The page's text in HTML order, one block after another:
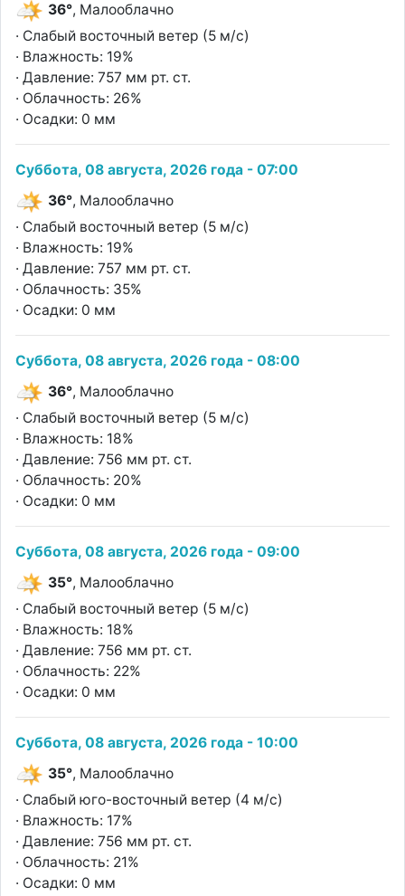
36°, Малооблачно
· Слабый восточный ветер (5 м/с)
· Влажность: 19%
· Давление: 757 мм рт. ст.
· Облачность: 26%
· Осадки: 0 мм
Суббота, 08 августа, 2026 года - 07:00
36°, Малооблачно
· Слабый восточный ветер (5 м/с)
· Влажность: 19%
· Давление: 757 мм рт. ст.
· Облачность: 35%
· Осадки: 0 мм
Суббота, 08 августа, 2026 года - 08:00
36°, Малооблачно
· Слабый восточный ветер (5 м/с)
· Влажность: 18%
· Давление: 756 мм рт. ст.
· Облачность: 20%
· Осадки: 0 мм
Суббота, 08 августа, 2026 года - 09:00
35°, Малооблачно
· Слабый восточный ветер (5 м/с)
· Влажность: 18%
· Давление: 756 мм рт. ст.
· Облачность: 22%
· Осадки: 0 мм
Суббота, 08 августа, 2026 года - 10:00
35°, Малооблачно
· Слабый юго-восточный ветер (4 м/с)
· Влажность: 17%
· Давление: 756 мм рт. ст.
· Облачность: 21%
· Осадки: 0 мм